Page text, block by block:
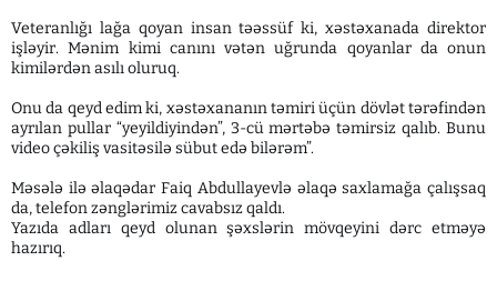
Veteranlığı lağa qoyan insan təəssüf ki, xəstəxanada direktor
işləyir. Mənim kimi canını vətən uğrunda qoyanlar da onun
kimilərdən asılı oluruq.
Onu da qeyd edim ki, xəstəxananın təmiri üçün dövlət tərəfindən
ayrılan pullar “yeyildiyindən”, 3-cü mərtəbə təmirsiz qalıb. Bunu
video çəkiliş vasitəsilə sübut edə bilərəm”.
Məsələ ilə əlaqədar Faiq Abdullayevlə əlaqə saxlamağa çalışsaq
da, telefon zənglərimiz cavabsız qaldı.
Yazıda adları qeyd olunan şəxslərin mövqeyini dərc etməyə
hazırıq.